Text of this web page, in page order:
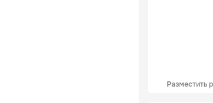
Разместить